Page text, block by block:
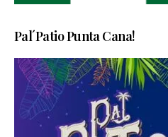
Pal´Patio Punta Cana!